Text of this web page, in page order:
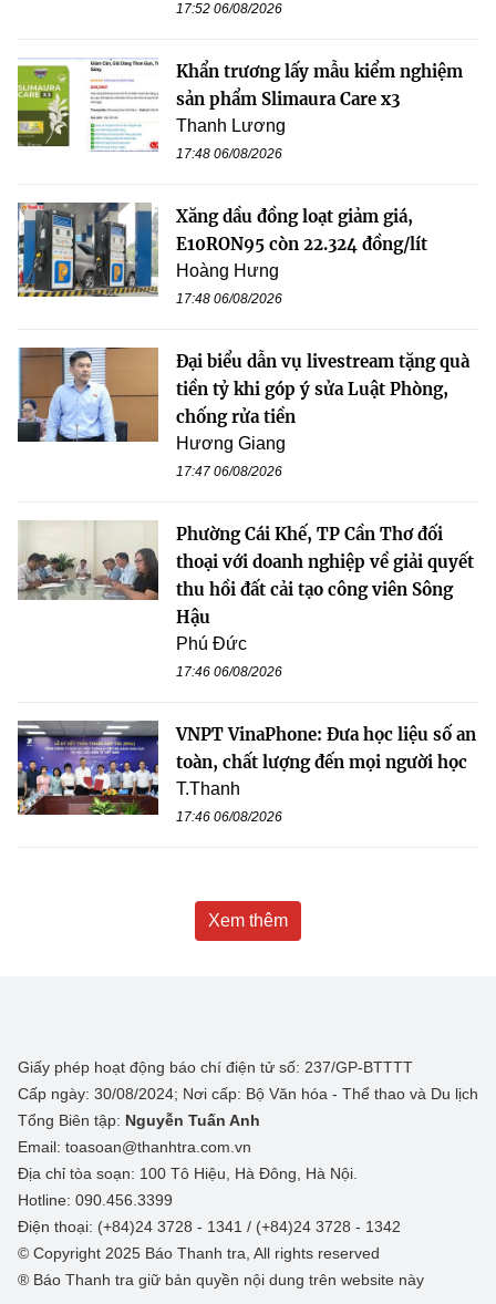
17:52 06/08/2026
Khẩn trương lấy mẫu kiểm nghiệm
sản phẩm Slimaura Care x3
Thanh Lương
17:48 06/08/2026
Xăng dầu đồng loạt giảm giá,
E10RON95 còn 22.324 đồng/lít
Hoàng Hưng
17:48 06/08/2026
Đại biểu dẫn vụ livestream tặng quà
tiền tỷ khi góp ý sửa Luật Phòng,
chống rửa tiền
Hương Giang
17:47 06/08/2026
Phường Cái Khế, TP Cần Thơ đối
thoại với doanh nghiệp về giải quyết
thu hồi đất cải tạo công viên Sông
Hậu
Phú Đức
17:46 06/08/2026
VNPT VinaPhone: Đưa học liệu số an
toàn, chất lượng đến mọi người học
T.Thanh
17:46 06/08/2026
Xem thêm
Giấy phép hoạt động báo chí điện tử số: 237/GP-BTTTT
Cấp ngày: 30/08/2024; Nơi cấp: Bộ Văn hóa - Thể thao và Du lịch
Tổng Biên tập: Nguyễn Tuấn Anh
Email: toasoan@thanhtra.com.vn
Địa chỉ tòa soạn: 100 Tô Hiệu, Hà Đông, Hà Nội.
Hotline: 090.456.3399
Điện thoại: (+84)24 3728 - 1341 / (+84)24 3728 - 1342
© Copyright 2025 Báo Thanh tra, All rights reserved
® Báo Thanh tra giữ bản quyền nội dung trên website này